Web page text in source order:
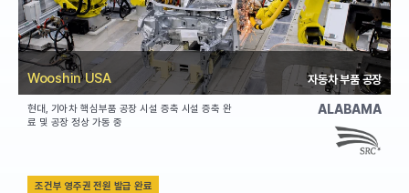
Wooshin USA 자동차 부품 공장
현대, 기아차 핵심부품 공장 시설 증축 시설 증축 완
료 및 공장 정상 가동 중
조건부 영주권 전원 발급 완료
ALABAMA